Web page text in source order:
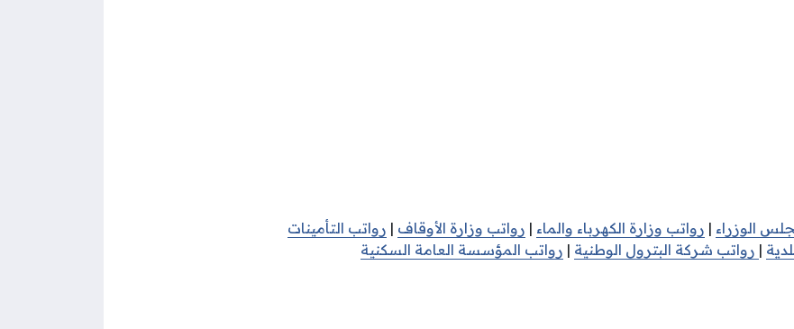
الوزراء | رواتب وزارة الكهرباء والماء | رواتب وزارة الأوقاف | رواتب التأمينات
| رواتب شركة البترول الوطنية | رواتب المؤسسة العامة السكنية